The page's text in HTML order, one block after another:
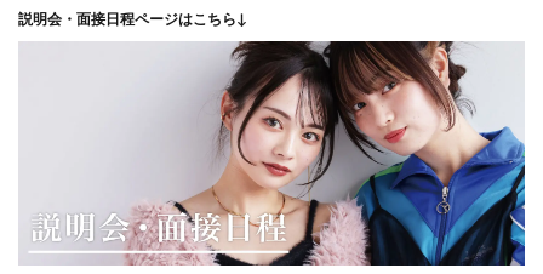
説明会・面接日程ページはこちら↓